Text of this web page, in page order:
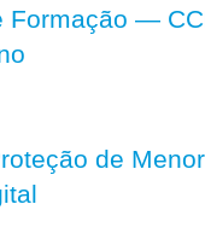
Formação —
de